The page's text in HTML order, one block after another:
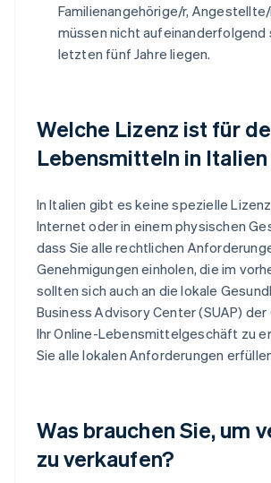
Familienangehörige/r,
müssen nicht aufeinanderfolgend
letzten fünf Jahre liegen.
Welche Lizenz ist für
Lebensmitteln in
In Italien gibt es keine spezielle
Internet oder in einem physischen
dass Sie alle rechtlichen
Genehmigungen einholen, die im
sollten sich auch an die lokale
Business Advisory Center (SUAP)
Ihr Online-Lebensmittelgeschäft zu
Sie alle lokalen Anforderungen
Was brauchen Sie, um
zu verkaufen?